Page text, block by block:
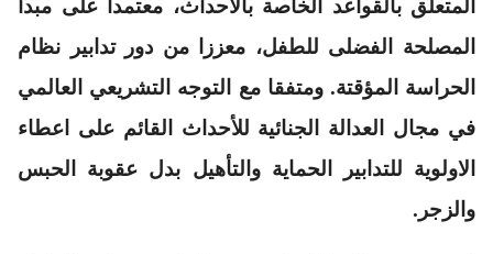
المتعلق بالقواعد الخاصة بالأحداث، معتمدا على مبدأ
المصلحة الفضلى للطفل، معززا من دور تدابير نظام
الحراسة المؤقتة. ومتفقا مع التوجه التشريعي العالمي
في مجال العدالة الجنائية للأحداث القائم على اعطاء
الاولوية للتدابير الحماية والتأهيل بدل عقوبة الحبس
والزجر.